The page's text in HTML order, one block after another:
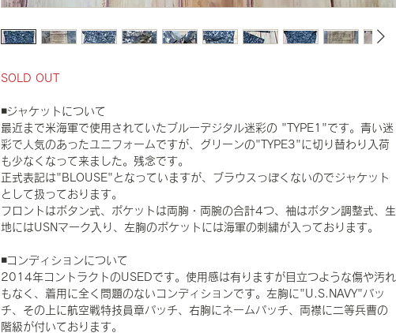
SOLD OUT
◾️ジャケットについて
最近まで米海軍で使用されていたブルーデジタル迷彩の "TYPE1"です。青い迷
彩で人気のあったユニフォームですが、グリーンの"TYPE3"に切り替わり入荷
も少なくなって来ました。残念です。
正式表記は"BLOUSE"となっていますが、ブラウスっぽくないのでジャケット
として扱っております。
フロントはボタン式、ポケットは両胸・両腕の合計4つ、袖はボタン調整式、生
地にはUSNマーク入り、左胸のポケットには海軍の刺繍が入っております。
◾️コンディションについて
2014年コントラクトのUSEDです。使用感は有りますが目立つような傷や汚れ
もなく、着用に全く問題のないコンディションです。左胸に"U.S.NAVY"パッ
チ、その上に航空戦特技員章パッチ、右胸にネームパッチ、両襟に二等兵曹の
階級が付いております。